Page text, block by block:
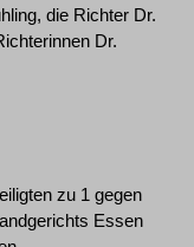
die Richter Dr.
Dr.
zu 1 gegen
Essen